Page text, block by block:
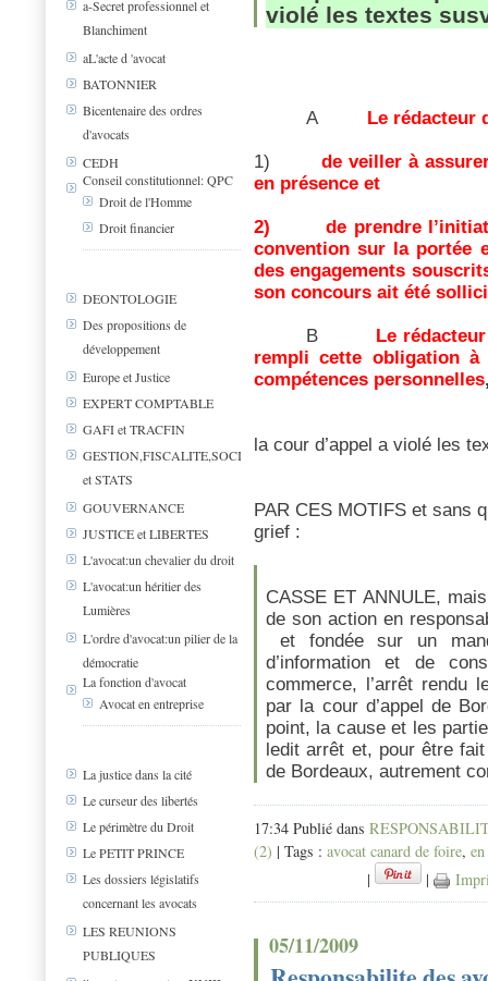
a-Secret professionnel et
Blanchiment
aL'acte d 'avocat
BATONNIER
Bicentenaire des ordres
d'avocats
CEDH
Conseil constitutionnel: QPC
Droit de l'Homme
Droit financier
DEONTOLOGIE
Des propositions de
développement
Europe et Justice
EXPERT COMPTABLE
GAFI et TRACFIN
GESTION,FISCALITE,SOCIAL
et STATS
GOUVERNANCE
JUSTICE et LIBERTES
L'avocat:un chevalier du droit
L'avocat:un héritier des
Lumières
L'ordre d'avocat:un pilier de la
démocratie
La fonction d'avocat
Avocat en entreprise
La justice dans la cité
Le curseur des libertés
Le périmètre du Droit
Le PETIT PRINCE
Les dossiers législatifs
concernant les avocats
LES REUNIONS
PUBLIQUES
violé les textes
A Le rédacteur
1)
de veiller à
en présence et
2)
de prendre
convention sur la portée
des engagements
son concours ait été
B
Le
rempli cette obligation
compétences personnelles
la cour d’appel a violé les
PAR CES MOTIFS et sans
grief :
CASSE ET ANNULE,
de son action en
et fondée sur un
d’information et de
commerce, l’arrêt rendu
par la cour d’appel de
point, la cause et les
ledit arrêt et, pour être
de Bordeaux, autrement
17:34 Publié dans
(2) | Tags : avocat canard de foire,
|
|
05/11/2009